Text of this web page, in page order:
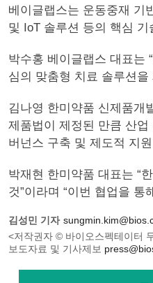
베이글랩스는 운동중재 기
및 IoT 솔루션 등의 핵심
박수홍 베이글랩스 대표는
심의 맞춤형 치료 솔루션
김나영 한미약품 신제품개
제품법이 제정된 만큼 산
버넌스 구축 및 제도적 지
박재현 한미약품 대표는 “
것”이라며 “이번 협업을
김성민 기자
<저작권자 © 바이오스펙테이터
보도자료 및 기사제보